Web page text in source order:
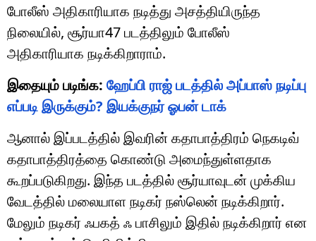
போலீஸ் அதிகாரியாக நடித்து அசத்தியிருந்த
நிலையில், சூர்யா47 படத்திலும் போலீஸ்
அதிகாரியாக நடிக்கிறாராம்.
இதையும் படிங்க: ஹேப்பி ராஜ் படத்தில் அப்பாஸ் நடிப்பு
எப்படி இருக்கும்? இயக்குநர் ஓபன் டாக்
ஆனால் இப்படத்தில் இவரின் கதாபாத்திரம் நெகடிவ்
கதாபாத்திரத்தை கொண்டு அமைந்துள்ளதாக
கூறப்படுகிறது. இந்த படத்தில் சூர்யாவுடன் முக்கிய
வேடத்தில் மலையாள நடிகர் நஸ்லென் நடிக்கிறார்.
மேலும் நடிகர் ஃபகத் ஃ பாசிலும் இதில் நடிக்கிறார் என